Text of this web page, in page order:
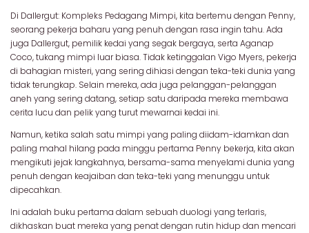
Di Dallergut: Kompleks Pedagang Mimpi, kita bertemu dengan Penny,
seorang pekerja baharu yang penuh dengan rasa ingin tahu. Ada
juga Dallergut, pemilik kedai yang segak bergaya, serta Aganap
Coco, tukang mimpi luar biasa. Tidak ketinggalan Vigo Myers, pekerja
di bahagian misteri, yang sering dihiasi dengan teka-teki dunia yang
tidak terungkap. Selain mereka, ada juga pelanggan-pelanggan
aneh yang sering datang, setiap satu daripada mereka membawa
cerita lucu dan pelik yang turut mewarnai kedai ini.
Namun, ketika salah satu mimpi yang paling diidam-idamkan dan
paling mahal hilang pada minggu pertama Penny bekerja, kita akan
mengikuti jejak langkahnya, bersama-sama menyelami dunia yang
penuh dengan keajaiban dan teka-teki yang menunggu untuk
dipecahkan.
Ini adalah buku pertama dalam sebuah duologi yang terlaris,
dikhaskan buat mereka yang penat dengan rutin hidup dan mencari